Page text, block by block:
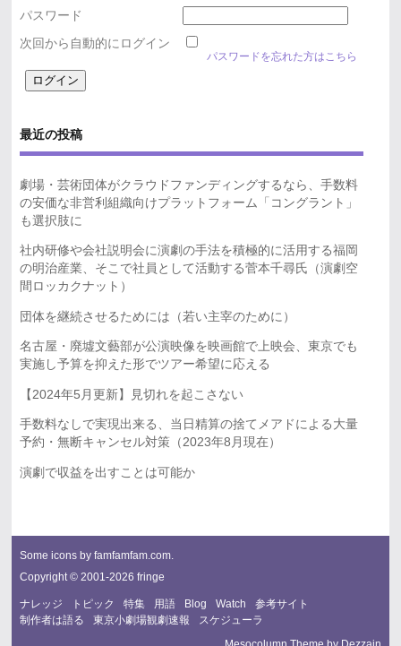
パスワード
次回から自動的にログイン
パスワードを忘れた方はこちら
最近の投稿
劇場・芸術団体がクラウドファンディングするなら、手数料
の安価な非営利組織向けプラットフォーム「コングラント」
も選択肢に
社内研修や会社説明会に演劇の手法を積極的に活用する福岡
の明治産業、そこで社員として活動する菅本千尋氏（演劇空
間ロッカクナット）
団体を継続させるためには（若い主宰のために）
名古屋・廃墟文藝部が公演映像を映画館で上映会、東京でも
実施し予算を抑えた形でツアー希望に応える
【2024年5月更新】見切れを起こさない
手数料なしで実現出来る、当日精算の捨てメアドによる大量
予約・無断キャンセル対策（2023年8月現在）
演劇で収益を出すことは可能か
Some icons by famfamfam.com.
Copyright © 2001-2026 fringe
ナレッジ トピック 特集 用語 Blog Watch
参考サイト
制作者は語る
東京小劇場観劇速報
スケジューラ